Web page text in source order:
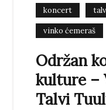
koncert
vinko ćemeraš
Održan
kulture –
Talvi